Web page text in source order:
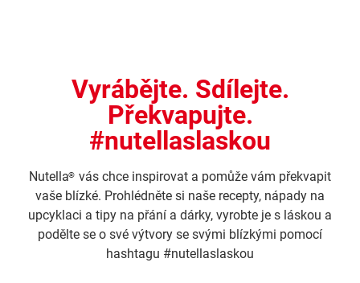
Vyrábějte. Sdílejte.
Překvapujte.
#nutellaslaskou
Nutella® vás chce inspirovat a pomůže vám překvapit
vaše blízké. Prohlédněte si naše recepty, nápady na
upcyklaci a tipy na přání a dárky, vyrobte je s láskou a
podělte se o své výtvory se svými blízkými pomocí
hashtagu #nutellaslaskou